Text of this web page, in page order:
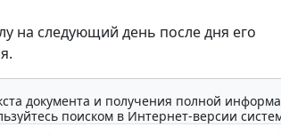
на следующий день после дня его
документа и получения полной
поиском в Интернет-версии